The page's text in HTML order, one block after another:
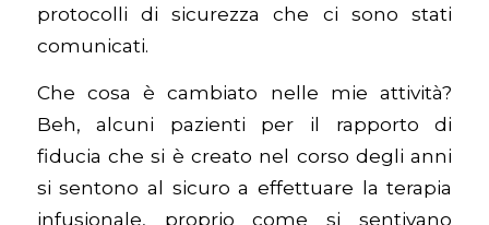
protocolli di sicurezza che ci sono stati
comunicati.
Che cosa è cambiato nelle mie attività?
Beh, alcuni pazienti per il rapporto di
fiducia che si è creato nel corso degli anni
si sentono al sicuro a effettuare la terapia
infusionale, proprio come si sentivano